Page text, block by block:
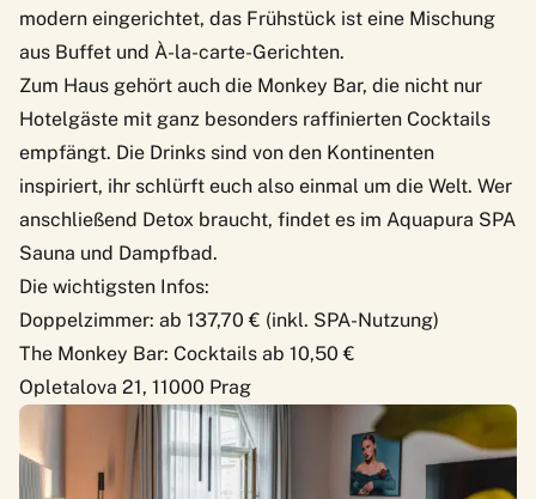
modern eingerichtet, das Frühstück ist eine Mischung
aus Buffet und À-la-carte-Gerichten.
Zum Haus gehört auch die Monkey Bar, die nicht nur
Hotelgäste mit ganz besonders raffinierten Cocktails
empfängt. Die Drinks sind von den Kontinenten
inspiriert, ihr schlürft euch also einmal um die Welt. Wer
anschließend Detox braucht, findet es im Aquapura SPA
Sauna und Dampfbad.
Die wichtigsten Infos:
Doppelzimmer: ab 137,70 € (inkl. SPA-Nutzung)
The Monkey Bar: Cocktails ab 10,50 €
Opletalova 21, 11000 Prag